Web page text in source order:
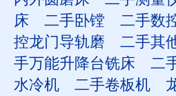
床
二手卧镗 二手数
控龙门导轨磨
二手其
手万能升降台铣床
二
水冷机
二手卷板机